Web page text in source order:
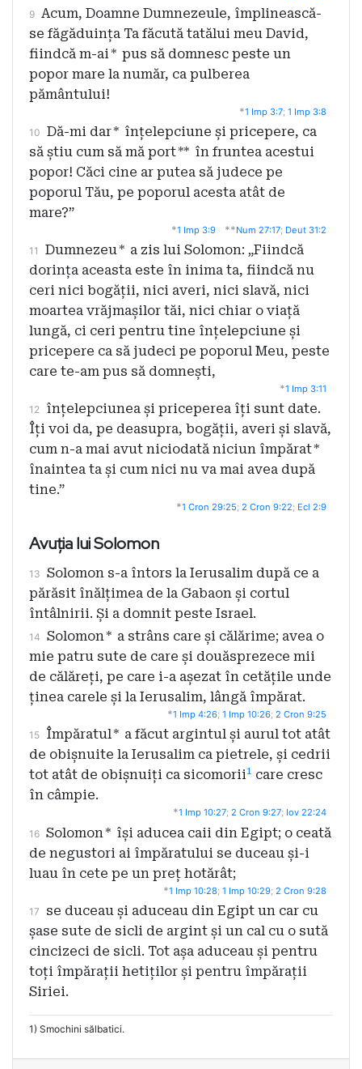
9 Acum, Doamne Dumnezeule, împlinească-
se făgăduința Ta făcută tatălui meu David,
fiindcă m-ai * pus să domnesc peste un
popor mare la număr, ca pulberea
pământului!
*1 Imp 3:7; 1 Imp 3:8
10 Dă-mi dar* înțelepciune și pricepere, ca
să știu cum să mă port** în fruntea acestui
popor! Căci cine ar putea să judece pe
poporul Tău, pe poporul acesta atât de
mare?”
*1 Imp 3:9 **Num 27:17; Deut 31:2
11 Dumnezeu* a zis lui Solomon: „Fiindcă
dorința aceasta este în inima ta, fiindcă nu
ceri nici bogății, nici averi, nici slavă, nici
moartea vrăjmașilor tăi, nici chiar o viață
lungă, ci ceri pentru tine înțelepciune și
pricepere ca să judeci pe poporul Meu, peste
care te-am pus să domnești,
*1 Imp 3:11
12 înțelepciunea și priceperea îți sunt date.
Îți voi da, pe deasupra, bogății, averi și slavă,
cum n-a mai avut niciodată niciun împărat*
înaintea ta și cum nici nu va mai avea după
tine.”
*1 Cron 29:25; 2 Cron 9:22; Ecl 2:9
Avuția lui Solomon
13 Solomon s-a întors la Ierusalim după ce a
părăsit înălțimea de la Gabaon și cortul
întâlnirii. Și a domnit peste Israel.
14 Solomon* a strâns care și călărime; avea o
mie patru sute de care și douăsprezece mii
de călăreți, pe care i-a așezat în cetățile unde
ținea carele și la Ierusalim, lângă împărat.
*1 Imp 4:26; 1 Imp 10:26; 2 Cron 9:25
15 Împăratul* a făcut argintul și aurul tot atât
de obișnuite la Ierusalim ca pietrele, și cedrii
tot atât de obișnuiți ca sicomorii1 care cresc
în câmpie.
*1 Imp 10:27; 2 Cron 9:27; Iov 22:24
16 Solomon * își aducea caii din Egipt; o ceată
de negustori ai împăratului se duceau și-i
luau în cete pe un preț hotărât;
*1 Imp 10:28; 1 Imp 10:29; 2 Cron 9:28
17
se duceau și aduceau din Egipt un car cu
șase sute de sicli de argint și un cal cu o sută
cincizeci de sicli. Tot așa aduceau și pentru
toți împărații hetiților și pentru împărații
Siriei.
1) Smochini sălbatici.